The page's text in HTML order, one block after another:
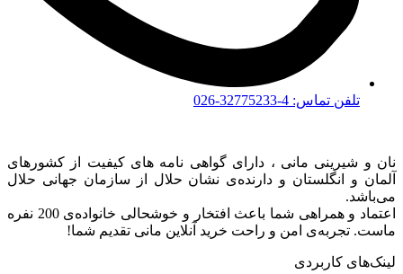
تلفن تماس: 4-32775233-026
نان و شیرینی مانی ، دارای گواهی نامه های کیفیت از کشورهای
آلمان و انگلستان و دارنده‌ی نشان حلال از سازمان جهانی حلال
می‌باشد.
اعتماد و همراهی شما باعث افتخار و خوشحالی خانواده‌ی 200 نفره
ماست. تجربه‌ی امن و راحت خرید آنلاین مانی تقدیم شما!
لینک‌های کاربردی